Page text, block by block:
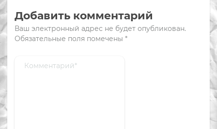
Добавить комментарий
Ваш электронный адрес не будет опубликован.
Обязательные поля помечены *